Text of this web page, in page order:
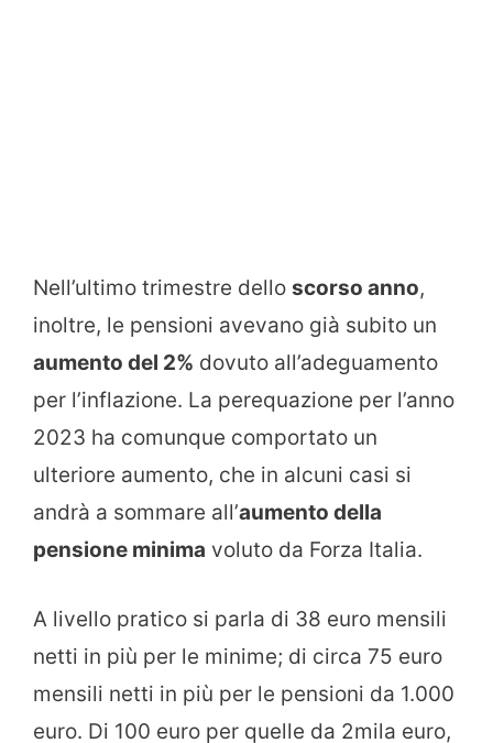
Nell’ultimo trimestre dello scorso anno,
inoltre, le pensioni avevano già subito un
aumento del 2% dovuto all’adeguamento
per l’inflazione. La perequazione per l’anno
2023 ha comunque comportato un
ulteriore aumento, che in alcuni casi si
andrà a sommare all’aumento della
pensione minima voluto da Forza Italia.
A livello pratico si parla di 38 euro mensili
netti in più per le minime; di circa 75 euro
mensili netti in più per le pensioni da 1.000
euro. Di 100 euro per quelle da 2mila euro,